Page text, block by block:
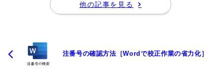
他の記事を見る
注番号の確認方法［Wordで校正作業の省力化］